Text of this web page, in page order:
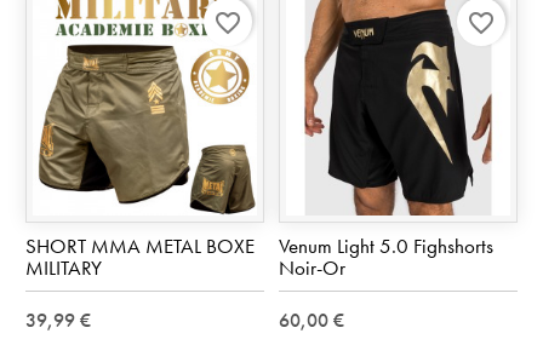
SHORT MMA METAL BOXE
MILITARY
39,99 €
favorite_border
Venum Light 5.0 Fighshorts
Noir-Or
60,00 €
favorite_border